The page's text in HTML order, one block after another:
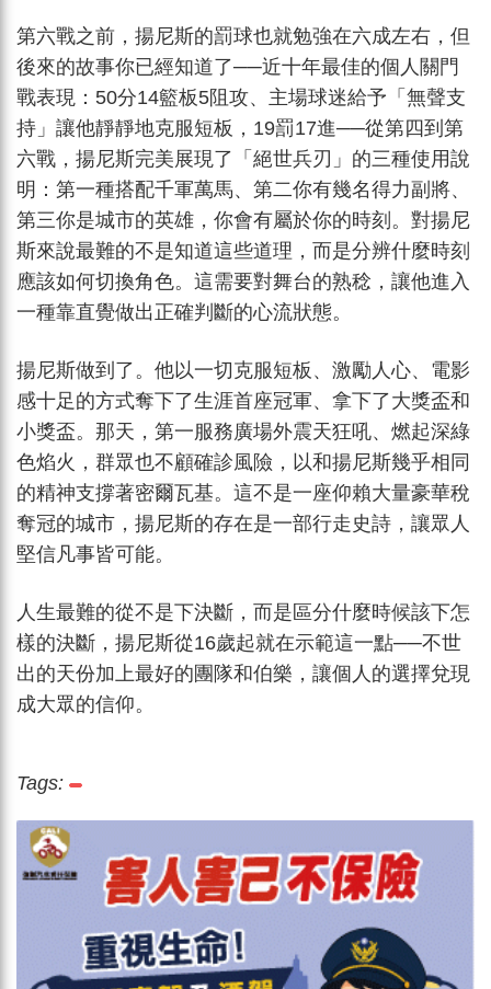
第六戰之前，揚尼斯的罰球也就勉強在六成左右，但
後來的故事你已經知道了──近十年最佳的個人關門
戰表現：50分14籃板5阻攻、主場球迷給予「無聲支
持」讓他靜靜地克服短板，19罰17進──從第四到第
六戰，揚尼斯完美展現了「絕世兵刃」的三種使用說
明：第一種搭配千軍萬馬、第二你有幾名得力副將、
第三你是城市的英雄，你會有屬於你的時刻。對揚尼
斯來說最難的不是知道這些道理，而是分辨什麼時刻
應該如何切換角色。這需要對舞台的熟稔，讓他進入
一種靠直覺做出正確判斷的心流狀態。
揚尼斯做到了。他以一切克服短板、激勵人心、電影
感十足的方式奪下了生涯首座冠軍、拿下了大獎盃和
小獎盃。那天，第一服務廣場外震天狂吼、燃起深綠
色焰火，群眾也不顧確診風險，以和揚尼斯幾乎相同
的精神支撐著密爾瓦基。這不是一座仰賴大量豪華稅
奪冠的城市，揚尼斯的存在是一部行走史詩，讓眾人
堅信凡事皆可能。
人生最難的從不是下決斷，而是區分什麼時候該下怎
樣的決斷，揚尼斯從16歲起就在示範這一點──不世
出的天份加上最好的團隊和伯樂，讓個人的選擇兌現
成大眾的信仰。
Tags: